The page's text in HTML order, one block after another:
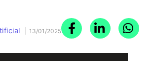
13/01/2025